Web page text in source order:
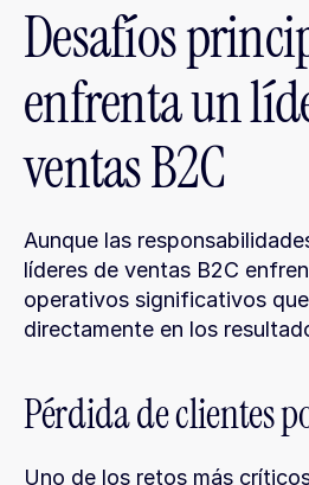
Desafíos
enfrenta un
ventas B2C
Aunque las
líderes de ventas B2C
operativos significativos
directamente en los
Pérdida de clientes
Uno de los retos más